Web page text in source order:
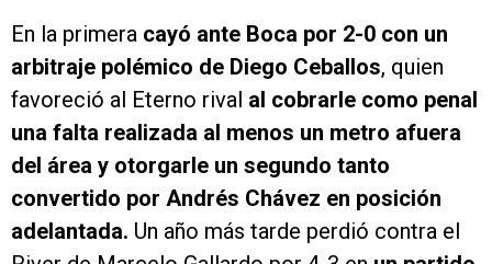
En la primera cayó ante Boca por 2-0 con un
arbitraje polémico de Diego Ceballos, quien
favoreció al Eterno rival al cobrarle como penal
una falta realizada al menos un metro afuera
del área y otorgarle un segundo tanto
convertido por Andrés Chávez en posición
adelantada. Un año más tarde perdió contra el